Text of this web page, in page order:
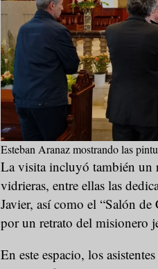
Esteban Aranaz mostrando las
La visita incluyó también un
vidrieras, entre ellas las
Javier, así como el “Salón
por un retrato del misionero
En este espacio, los